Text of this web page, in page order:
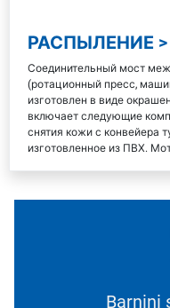
РАСПЫЛЕНИЕ
Соединительный мост
(ротационный пресс,
изготовлен в виде
включает следующие
снятия кожи с конвейера
изготовленное из ПВХ.
Barnini